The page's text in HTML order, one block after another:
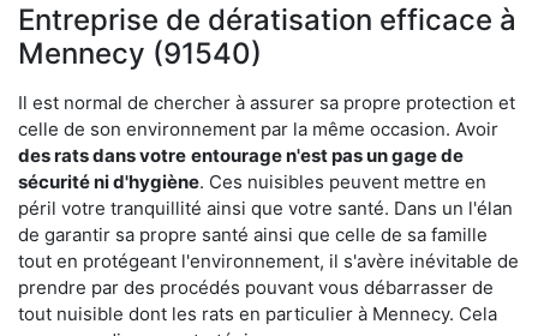
Entreprise de dératisation efficace à
Mennecy (91540)
Il est normal de chercher à assurer sa propre protection et
celle de son environnement par la même occasion. Avoir
des rats dans votre entourage n'est pas un gage de
sécurité ni d'hygiène. Ces nuisibles peuvent mettre en
péril votre tranquillité ainsi que votre santé. Dans un l'élan
de garantir sa propre santé ainsi que celle de sa famille
tout en protégeant l'environnement, il s'avère inévitable de
prendre par des procédés pouvant vous débarrasser de
tout nuisible dont les rats en particulier à Mennecy. Cela